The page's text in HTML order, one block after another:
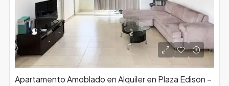
Apartamento Amoblado en Alquiler en Plaza Edison –